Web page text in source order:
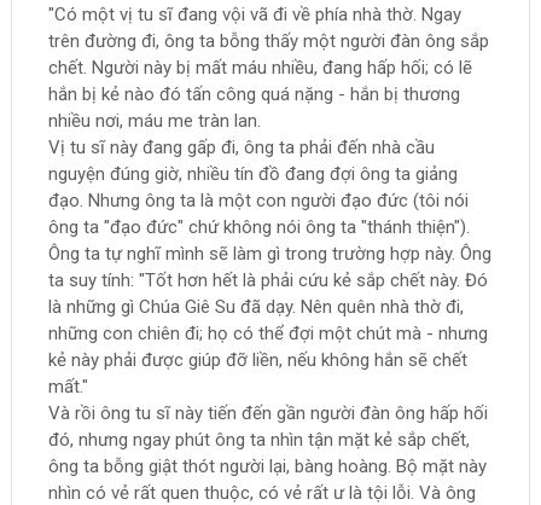
"Có một vị tu sĩ đang vội vã đi về phía nhà thờ. Ngay
trên đường đi, ông ta bỗng thấy một người đàn ông sắp
chết. Người này bị mất máu nhiều, đang hấp hối; có lẽ
hắn bị kẻ nào đó tấn công quá nặng - hắn bị thương
nhiều nơi, máu me tràn lan.
Vị tu sĩ này đang gấp đi, ông ta phải đến nhà cầu
nguyện đúng giờ, nhiều tín đồ đang đợi ông ta giảng
đạo. Nhưng ông ta là một con người đạo đức (tôi nói
ông ta "đạo đức" chứ không nói ông ta "thánh thiện").
Ông ta tự nghĩ mình sẽ làm gì trong trường hợp này. Ông
ta suy tính: "Tốt hơn hết là phải cứu kẻ sắp chết này. Đó
là những gì Chúa Giê Su đã dạy. Nên quên nhà thờ đi,
những con chiên đi; họ có thể đợi một chút mà - nhưng
kẻ này phải được giúp đỡ liền, nếu không hắn sẽ chết
mất."
Và rồi ông tu sĩ này tiến đến gần người đàn ông hấp hối
đó, nhưng ngay phút ông ta nhìn tận mặt kẻ sắp chết,
ông ta bỗng giật thót người lại, bàng hoàng. Bộ mặt này
nhìn có vẻ rất quen thuộc, có vẻ rất ư là tội lỗi. Và ông